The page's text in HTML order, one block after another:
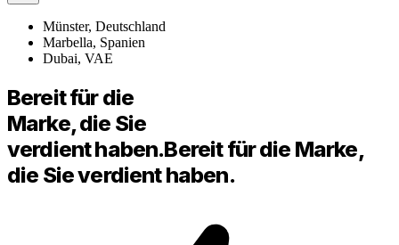
Münster, Deutschland
Marbella, Spanien
Dubai, VAE
Bereit für die
Marke, die Sie
verdient haben.Bereit für die Marke,
die Sie verdient haben.